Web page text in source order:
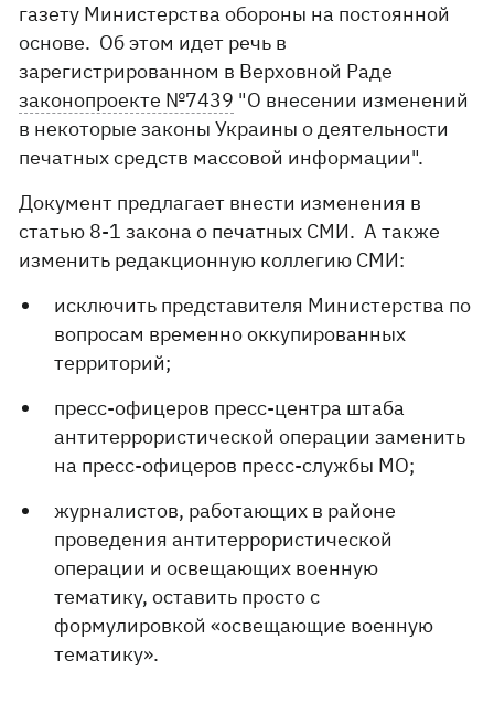
газету Министерства обороны на постоянной
основе. Об этом идет речь в
зарегистрированном в Верховной Раде
законопроекте №7439 "О внесении изменений
в некоторые законы Украины о деятельности
печатных средств массовой информации".
Документ предлагает внести изменения в
статью 8-1 закона о печатных СМИ. А также
изменить редакционную коллегию СМИ:
исключить представителя Министерства по
вопросам временно оккупированных
территорий;
пресс-офицеров пресс-центра штаба
антитеррористической операции заменить
на пресс-офицеров пресс-службы МО;
журналистов, работающих в районе
проведения антитеррористической
операции и освещающих военную
тематику, оставить просто с
формулировкой «освещающие военную
тематику».